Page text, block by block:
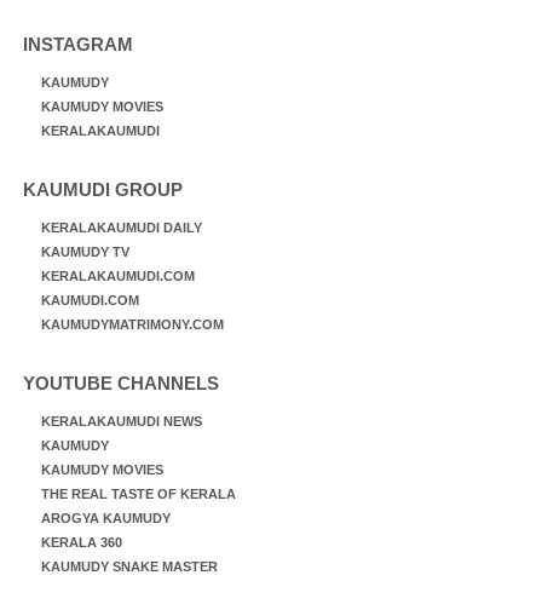
INSTAGRAM
KAUMUDY
KAUMUDY MOVIES
KERALAKAUMUDI
KAUMUDI GROUP
KERALAKAUMUDI DAILY
KAUMUDY TV
KERALAKAUMUDI.COM
KAUMUDI.COM
KAUMUDYMATRIMONY.COM
YOUTUBE CHANNELS
KERALAKAUMUDI NEWS
KAUMUDY
KAUMUDY MOVIES
THE REAL TASTE OF KERALA
AROGYA KAUMUDY
KERALA 360
KAUMUDY SNAKE MASTER